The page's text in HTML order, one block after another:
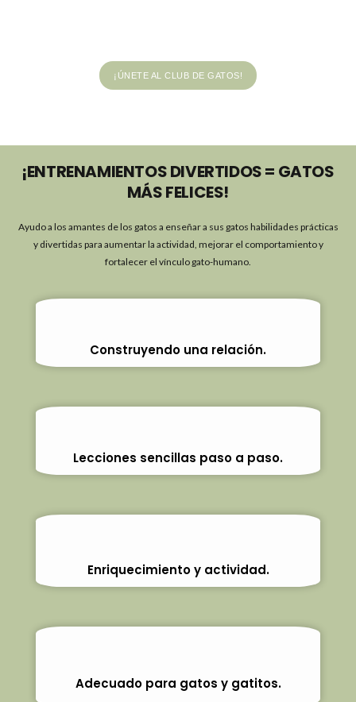
¡ÚNETE AL CLUB DE GATOS!
¡ENTRENAMIENTOS DIVERTIDOS = GATOS
MÁS FELICES!
Ayudo a los amantes de los gatos a enseñar a sus gatos habilidades prácticas
y divertidas para aumentar la actividad, mejorar el comportamiento y
fortalecer el vínculo gato-humano.
Construyendo una relación.
Lecciones sencillas paso a paso.
Enriquecimiento y actividad.
Adecuado para gatos y gatitos.